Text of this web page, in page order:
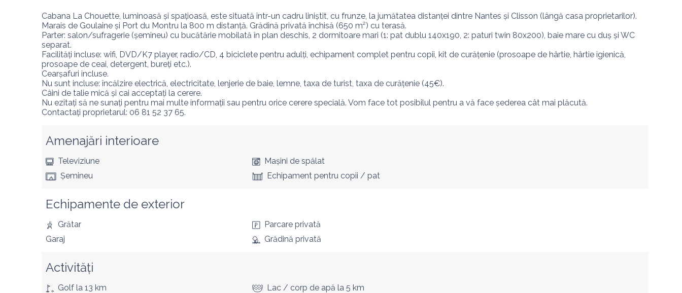
Cabana La Chouette, luminoasă și spațioasă, este situată într-un cadru liniștit, cu frunze, la jumătatea distanței dintre Nantes și Clisson (lângă casa proprietarilor).
Marais de Goulaine și Port du Montru la 800 m distanță. Grădină privată închisă (650 m²) cu terasă.
Parter: salon/sufragerie (șemineu) cu bucătărie mobilată în plan deschis, 2 dormitoare mari (1: pat dublu 140x190, 2: paturi twin 80x200), baie mare cu duș și WC
separat.
Facilități incluse: wifi, DVD/K7 player, radio/CD, 4 biciclete pentru adulți, echipament complet pentru copii, kit de curățenie (prosoape de hârtie, hârtie igienică,
prosoape de ceai, detergent, bureți etc.).
Cearșafuri incluse.
Nu sunt incluse: încălzire electrică, electricitate, lenjerie de baie, lemne, taxa de turist, taxa de curățenie (45€).
Câini de talie mică și cai acceptați la cerere.
Nu ezitați să ne sunați pentru mai multe informații sau pentru orice cerere specială. Vom face tot posibilul pentru a vă face șederea cât mai plăcută.
Contactați proprietarul: 06 81 52 37 65.
Amenajări interioare
Televiziune
Mașini de spălat
Șemineu
Echipament pentru copii / pat
Echipamente de exterior
Grătar
Parcare privată
Garaj
Grădină privată
Activități
Golf la 13 km Lac / corp de apă la 5 km